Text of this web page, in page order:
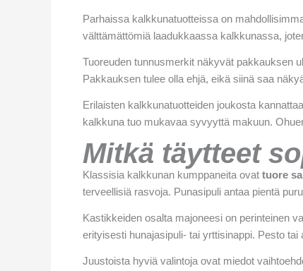
Parhaissa kalkkunatuotteissa on
välttämättömiä laadukkaassa kalkkunassa,
Tuoreuden tunnusmerkit näkyvät pakkauksen
Pakkauksen tulee olla ehjä, eikä siinä saa
Erilaisten kalkkunatuotteiden joukosta
kalkkuna tuo mukavaa syvyyttä makuun.
Mitkä täytteet
Klassisia kalkkunan kumppaneita ovat tuore
terveellisiä rasvoja. Punasipuli antaa pientä
Kastikkeiden osalta majoneesi on perinteinen
erityisesti hunajasipuli- tai yrttisinappi. Pesto
Juustoista hyviä valintoja ovat miedot